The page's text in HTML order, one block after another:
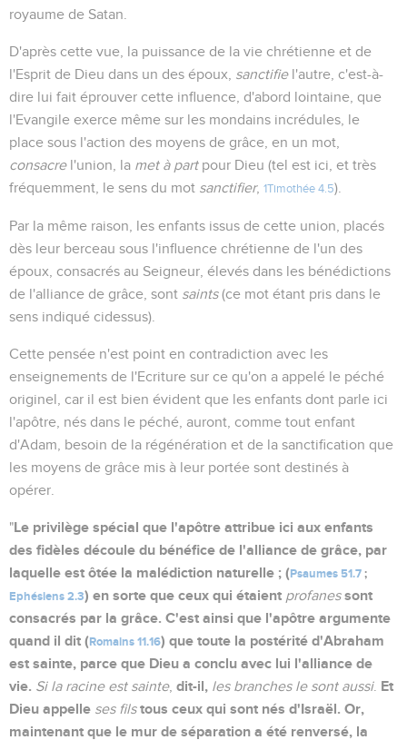
royaume de Satan.
D'après cette vue, la puissance de la vie chrétienne et de
l'Esprit de Dieu dans un des époux, sanctifiel'autre, c'est-à-
dire lui fait éprouver cette influence, d'abord lointaine, que
l'Evangile exerce même sur les mondains incrédules, le
place sous l'action des moyens de grâce, en un mot,
consacrel'union, la met à partpour Dieu (tel est ici, et très
fréquemment, le sens du mot sanctifier, 1Timothée 4.5).
Par la même raison, les enfants issus de cette union, placés
dès leur berceau sous l'influence chrétienne de l'un des
époux, consacrés au Seigneur, élevés dans les bénédictions
de l'alliance de grâce, sont saints(ce mot étant pris dans le
sens indiqué cidessus).
Cette pensée n'est point en contradiction avec les
enseignements de l'Ecriture sur ce qu'on a appelé le péché
originel, car il est bien évident que les enfants dont parle ici
l'apôtre, nés dans le péché, auront, comme tout enfant
d'Adam, besoin de la régénération et de la sanctification que
les moyens de grâce mis à leur portée sont destinés à
opérer.
"Le privilège spécial que l'apôtre attribue ici aux enfants
des fidèles découle du bénéfice de l'alliance de grâce, par
laquelle est ôtée la malédiction naturelle ; (Psaumes 51.7 ;
Ephésiens 2.3) en sorte que ceux qui étaient profanes sont
consacrés par la grâce. C'est ainsi que l'apôtre argumente
quand il dit (Romains 11.16) que toute la postérité d'Abraham
est sainte, parce que Dieu a conclu avec lui l'alliance de
vie. Si la racine est sainte, dit-il, les branches le sont aussi. Et
Dieu appelle ses fils tous ceux qui sont nés d'Israël. Or,
maintenant que le mur de séparation a été renversé, la